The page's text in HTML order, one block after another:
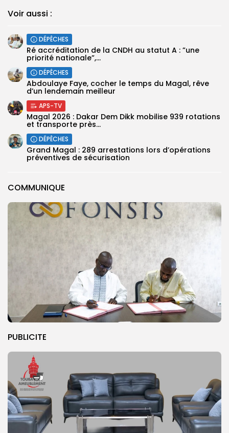
COMMUNIQUE
PUBLICITE
Voir aussi :
DÉPÊCHES
Ré accréditation de la CNDH au statut A : ”une
priorité nationale”,...
DÉPÊCHES
Abdoulaye Faye, cocher le temps du Magal, rêve
d’un lendemain meilleur
APS-TV
Magal 2026 : Dakar Dem Dikk mobilise 939 rotations
et transporte près...
DÉPÊCHES
Grand Magal : 289 arrestations lors d’opérations
préventives de sécurisation